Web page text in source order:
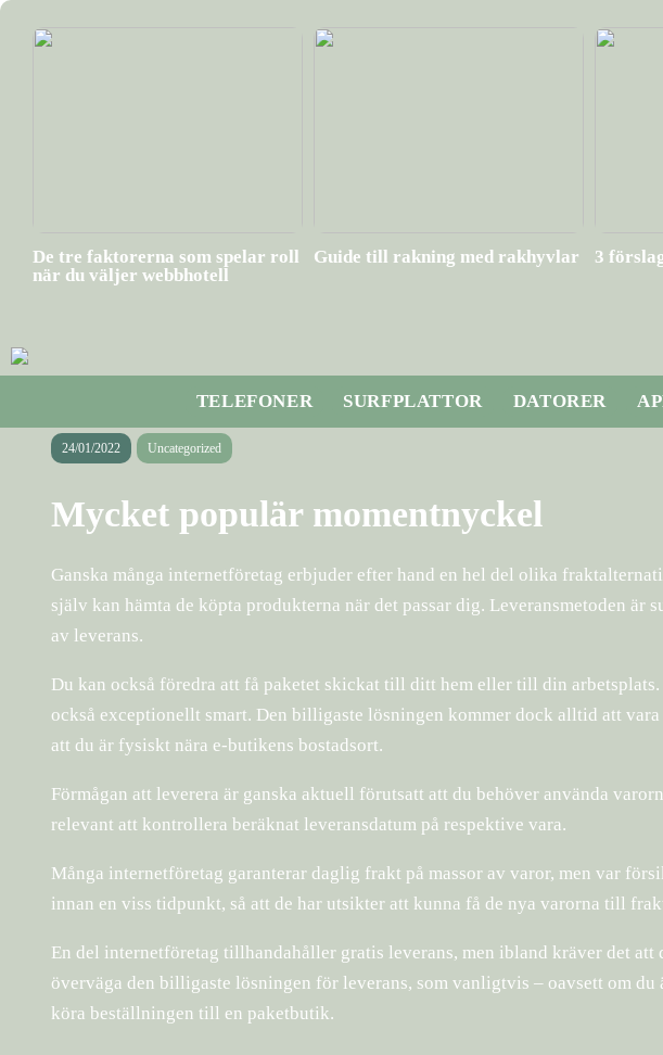
De tre faktorerna som spelar roll
när du väljer webbhotell
Guide till rakning med rakhyvlar 3
TELEFONER SURFPLATTOR DATORER
24/01/2022 Uncategorized
Mycket populär momentnyckel
Ganska många internetföretag erbjuder efter hand en hel del olika
själv kan hämta de köpta produkterna när det passar dig. Leveransmetoden är
av leverans.
Du kan också föredra att få paketet skickat till ditt hem eller till din
också exceptionellt smart. Den billigaste lösningen kommer dock alltid att
att du är fysiskt nära e-butikens bostadsort.
Förmågan att leverera är ganska aktuell förutsatt att du behöver använda
relevant att kontrollera beräknat leveransdatum på respektive vara.
Många internetföretag garanterar daglig frakt på massor av varor, men var
innan en viss tidpunkt, så att de har utsikter att kunna få de nya varorna till
En del internetföretag tillhandahåller gratis leverans, men ibland kräver det
överväga den billigaste lösningen för leverans, som vanligtvis – oavsett om
köra beställningen till en paketbutik.